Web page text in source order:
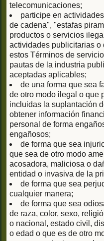
telecomunicaciones;
participe en
de cadena", "estafas
productos o servicios
actividades publicitarias o
estos Términos de
pautas de la industria
aceptadas aplicables;
de una forma que sea
de otro modo ilegal o que
incluidas la suplantación
obtener información
personal de forma
engañosos;
de forma que sea
que sea de otro modo
acosadora, maliciosa o
entidad o invasiva de la
de forma que sea
cualquier manera;
de forma que sea
de raza, color, sexo,
o nacional, estado civil,
o edad o que es de otro